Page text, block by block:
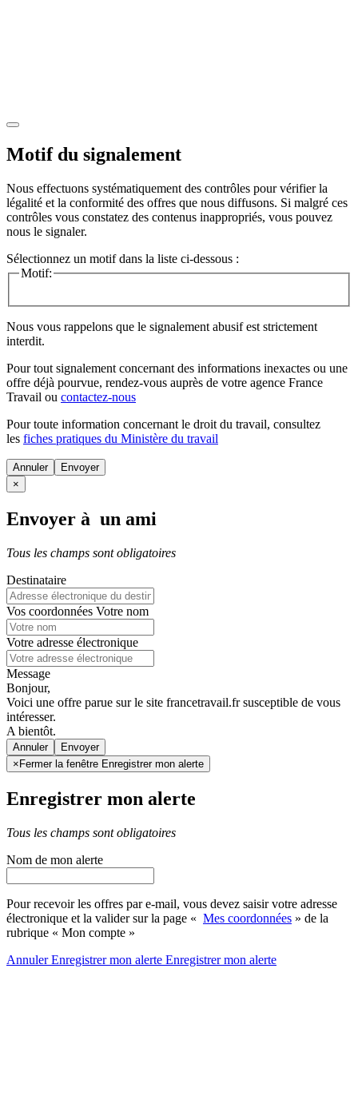
Motif du signalement
Nous effectuons systématiquement des contrôles pour vérifier la
légalité et la conformité des offres que nous diffusons. Si malgré ces
contrôles vous constatez des contenus inappropriés, vous pouvez
nous le signaler.
Sélectionnez un motif dans la liste ci-dessous :
Motif:
Nous vous rappelons que le signalement abusif est strictement
interdit.
Pour tout signalement concernant des informations inexactes ou une
offre déjà pourvue, rendez-vous auprès de votre agence France
Travail ou contactez-nous
Pour toute information concernant le droit du travail, consultez
les fiches pratiques du Ministère du travail
Annuler
×
Envoyer à un ami
Tous les champs sont obligatoires
Destinataire
Vos coordonnées Votre nom
Votre adresse électronique
Message
Bonjour,
Voici une offre parue sur le site francetravail.fr susceptible de vous
intéresser.
A bientôt.
Annuler
× Fermer la fenêtre Enregistrer mon alerte
Enregistrer mon alerte
Tous les champs sont obligatoires
Nom de mon alerte
Pour recevoir les offres par e-mail, vous devez saisir votre adresse
électronique et la valider sur la page « Mes coordonnées » de la
rubrique « Mon compte »
AnnulerEnregistrer mon alerte Enregistrermon alerte